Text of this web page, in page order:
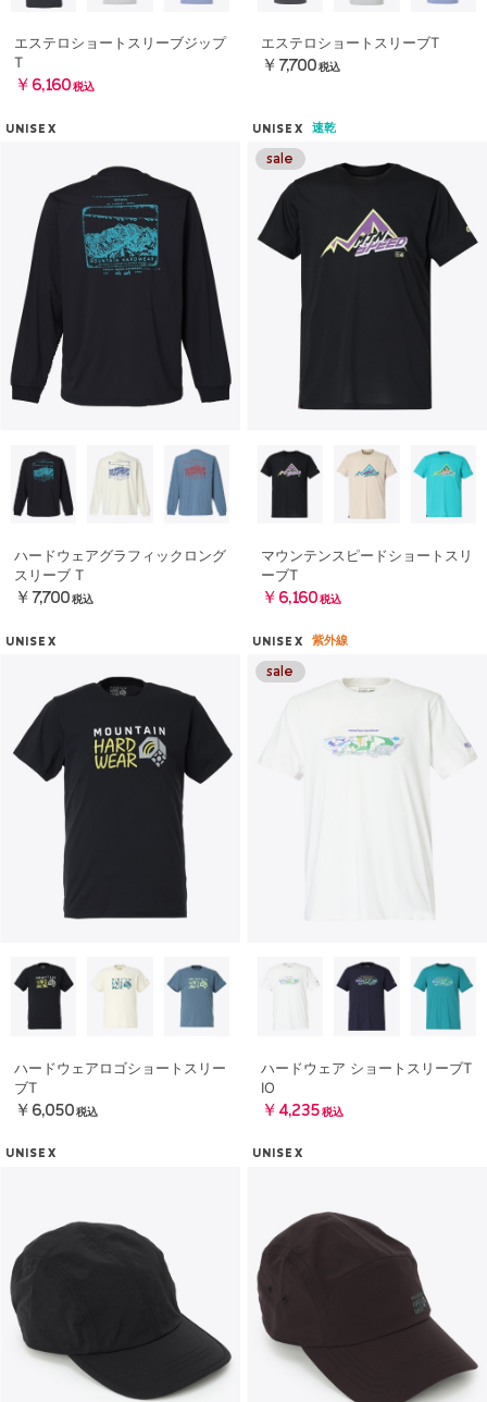
エステロショートスリーブジップ
T
￥6,160 税込
エステロショートスリーブT
￥7,700 税込
UNISEX
ハードウェアグラフィックロング
スリーブ T
￥7,700 税込
UNISEX 速乾
マウンテンスピードショートスリ
ーブT
￥6,160 税込
UNISEX
ハードウェアロゴショートスリー
ブT
￥6,050 税込
UNISEX 紫外線
ハードウェア ショートスリーブT
IO
￥4,235 税込
UNISEX UNISEX